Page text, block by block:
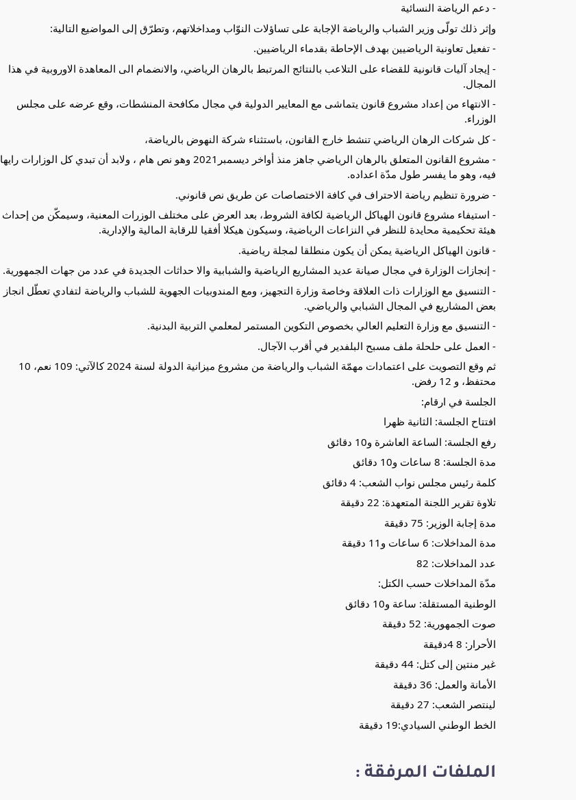
- دعم الرياضة النسائية
وإثر ذلك تولّى وزير الشباب والرياضة الإجابة على تساؤلات النوّاب ومداخلاتهم، وتطرّق إلى المواضيع التالية:
- تفعيل تعاونية الرياضيين بهدف الإحاطة بقدماء الرياضيين.
- إيجاد آليات قانونية للقضاء على التلاعب بالنتائج المرتبط بالرهان الرياضي، والانضمام الى المعاهدة الاوروبية في هذا
المجال.
- الانتهاء من إعداد مشروع قانون يتماشى مع المعايير الدولية في مجال مكافحة المنشطات، وقع عرضه على مجلس
الوزراء.
- كل شركات الرهان الرياضي تنشط خارج القانون، باستثناء شركة النهوض بالرياضة،
- مشروع القانون المتعلق بالرهان الرياضي جاهز منذ أواخر ديسمبر2021 وهو نص هام ، ولابد أن تبدي كل الوزارات رايها
فيه، وهو ما يفسر طول مدّة اعداده.
- ضرورة تنظيم رياضة الاحتراف في كافة الاختصاصات عن طريق نص قانوني.
- استيفاء مشروع قانون الهياكل الرياضية لكافة الشروط، بعد العرض على مختلف الوزرات المعنية، وسيمكّن من إحداث
هيئة تحكيمية محايدة للنظر في النزاعات الرياضية، وسيكون هيكلا أفقيا للرقابة المالية والإدارية.
- قانون الهياكل الرياضية يمكن أن يكون منطلقا لمجلة رياضية.
- إنجازات الوزارة في مجال صيانة عديد المشاريع الرياضية والشبابية والا حداثات الجديدة في عدد من جهات الجمهورية.
- التنسيق مع الوزارات ذات العلاقة وخاصة وزارة التجهيز، ومع المندوبيات الجهوية للشباب والرياضة لتفادي تعطّل انجاز
بعض المشاريع في المجال الشبابي والرياضي.
- التنسيق مع وزارة التعليم العالي بخصوص التكوين المستمر لمعلمي التربية البدنية.
- العمل على حلحلة ملف مسبح البلفدير في أقرب الآجال.
ثم وقع التصويت على اعتمادات مهمّة الشباب والرياضة من مشروع ميزانية الدولة لسنة 2024 كالآتي: 109 نعم، 10
محتفظ، و 12 رفض.
الجلسة في ارقام:
افتتاح الجلسة: الثانية ظهرا
رفع الجلسة: الساعة العاشرة و10 دقائق
مدة الجلسة: 8 ساعات و10 دقائق
كلمة رئيس مجلس نواب الشعب: 4 دقائق
تلاوة تقرير اللجنة المتعهدة: 22 دقيقة
مدة إجابة الوزير: 75 دقيقة
مدة المداخلات: 6 ساعات و11 دقيقة
عدد المداخلات: 82
مدّة المداخلات حسب الكتل:
الوطنية المستقلة: ساعة و10 دقائق
صوت الجمهورية: 52 دقيقة
الأحرار: 8 4دقيقة
غير منتين إلى كتل: 44 دقيقة
الأمانة والعمل: 36 دقيقة
لينتصر الشعب: 27 دقيقة
الخط الوطني السيادي:19 دقيقة
الملفات المرفقة :